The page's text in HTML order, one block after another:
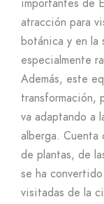
importantes de
atracción para
botánica y en la
especialmente
Además, este
transformación,
va adaptando a
alberga.
de plantas, de
se ha
visitadas de la